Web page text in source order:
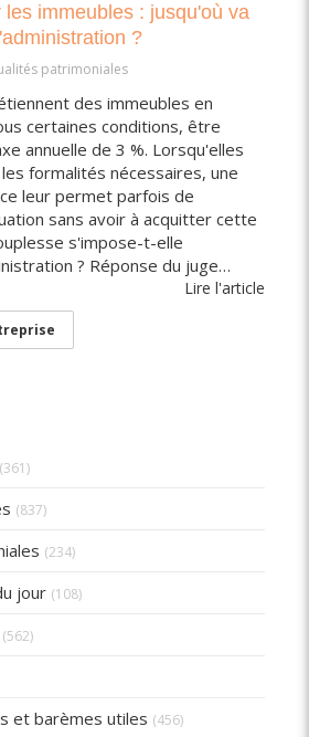
les immeubles : jusqu'où va
?
patrimoniales
des immeubles en
certaines conditions, être
annuelle de 3 %. Lorsqu'elles
formalités nécessaires, une
leur permet parfois de
sans avoir à acquitter cette
s'impose-t-elle
? Réponse du juge…
Lire l'article
(361)
(837)
(234)
jour (108)
(562)
et barèmes utiles (456)